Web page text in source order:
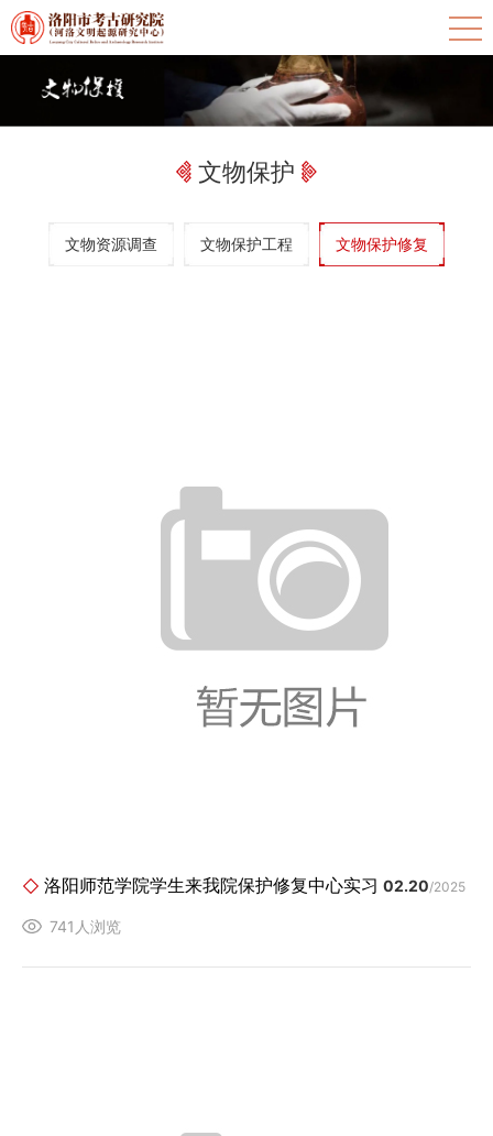
文物保护
文物资源调查 文物保护工程 文物保护修复
洛阳师范学院学生来我院保护修复中心实习
741人浏览
02.20/2025